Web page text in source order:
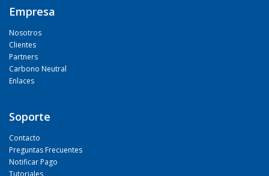
Empresa
Nosotros
Clientes
Partners
Carbono Neutral
Enlaces
Soporte
Contacto
Preguntas Frecuentes
Notificar Pago
Tutoriales